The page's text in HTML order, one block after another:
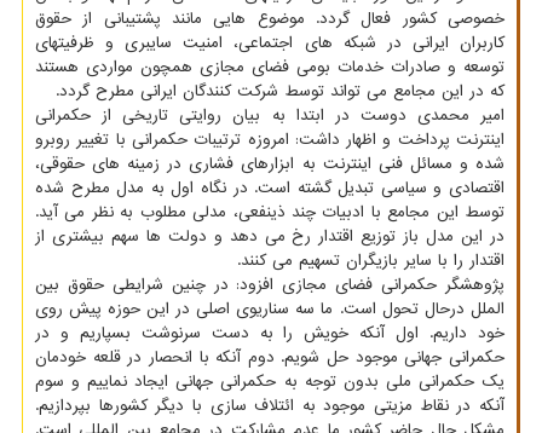
خصوصی کشور فعال گردد. موضوع هایی مانند پشتیبانی از حقوق
کاربران ایرانی در شبکه های اجتماعی، امنیت سایبری و ظرفیتهای
توسعه و صادرات خدمات بومی فضای مجازی همچون مواردی هستند
که در این مجامع می تواند توسط شرکت کنندگان ایرانی مطرح گردد.
امیر محمدی دوست در ابتدا به بیان روایتی تاریخی از حکمرانی
اینترنت پرداخت و اظهار داشت: امروزه ترتیبات حکمرانی با تغییر روبرو
شده و مسائل فنی اینترنت به ابزارهای فشاری در زمینه های حقوقی،
اقتصادی و سیاسی تبدیل گشته است. در نگاه اول به مدل مطرح شده
توسط این مجامع با ادبیات چند ذینفعی، مدلی مطلوب به نظر می آید.
در این مدل باز توزیع اقتدار رخ می دهد و دولت ها سهم بیشتری از
اقتدار را با سایر بازیگران تسهیم می کنند.
پژوهشگر حکمرانی فضای مجازی افزود: در چنین شرایطی حقوق بین
الملل درحال تحول است. ما سه سناریوی اصلی در این حوزه پیش روی
خود داریم. اول آنکه خویش را به دست سرنوشت بسپاریم و در
حکمرانی جهانی موجود حل شویم. دوم آنکه با انحصار در قلعه خودمان
یک حکمرانی ملی بدون توجه به حکمرانی جهانی ایجاد نماییم و سوم
آنکه در نقاط مزیتی موجود به ائتلاف سازی با دیگر کشورها بپردازیم.